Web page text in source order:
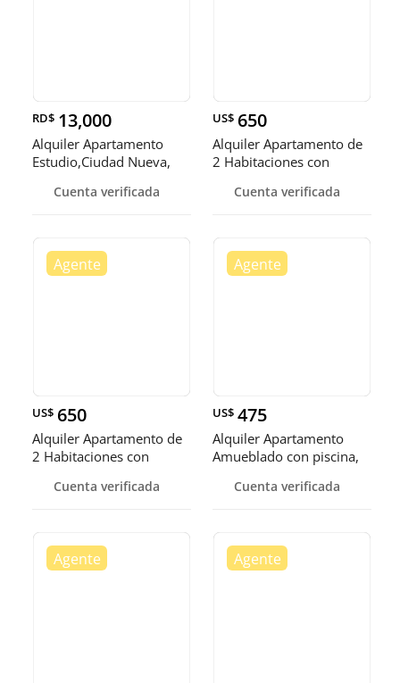
RD$ 13,000
Alquiler Apartamento
Estudio,Ciudad Nueva,
Cuenta verificada
US$ 650
Alquiler Apartamento de
2 Habitaciones con
Santo Domingo
Cuenta verificada
US$ 650
Alquiler Apartamento de
2 Habitaciones con
Zona Colonial
Cuenta verificada
US$ 475
Alquiler Apartamento
Amueblado con piscina,
Cuenta verificada